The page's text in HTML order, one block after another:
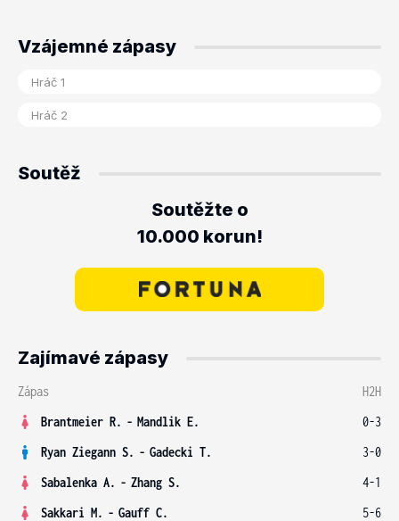
Vzájemné zápasy
Soutěž
Soutěžte o
10.000 korun!
Zajímavé zápasy
Zápas
H2H
Brantmeier R. - Mandlik E.
0-3
Ryan Ziegann S. - Gadecki T.
3-0
Sabalenka A. - Zhang S.
4-1
Sakkari M. - Gauff C.
5-6